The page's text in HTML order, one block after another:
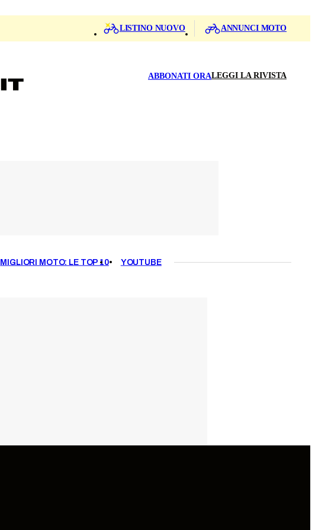
LISTINO NUOVO ANNUNCI MOTO
ABBONATI ORALEGGI LA RIVISTA
MIGLIORI MOTO: LE TOP 10 YOUTUBE